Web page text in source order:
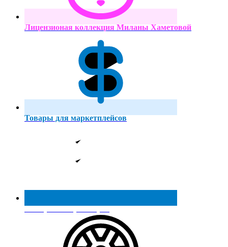
Лицензионая коллекция Миланы Хаметовой
Товары для маркетплейсов
Реестр МинПромТорга